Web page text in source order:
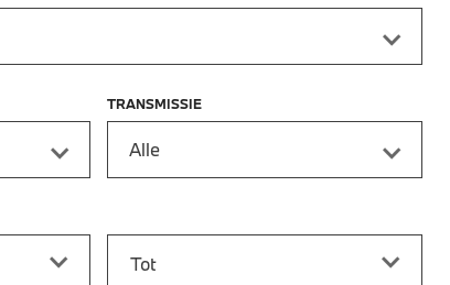
TRANSMISSIE
Alle